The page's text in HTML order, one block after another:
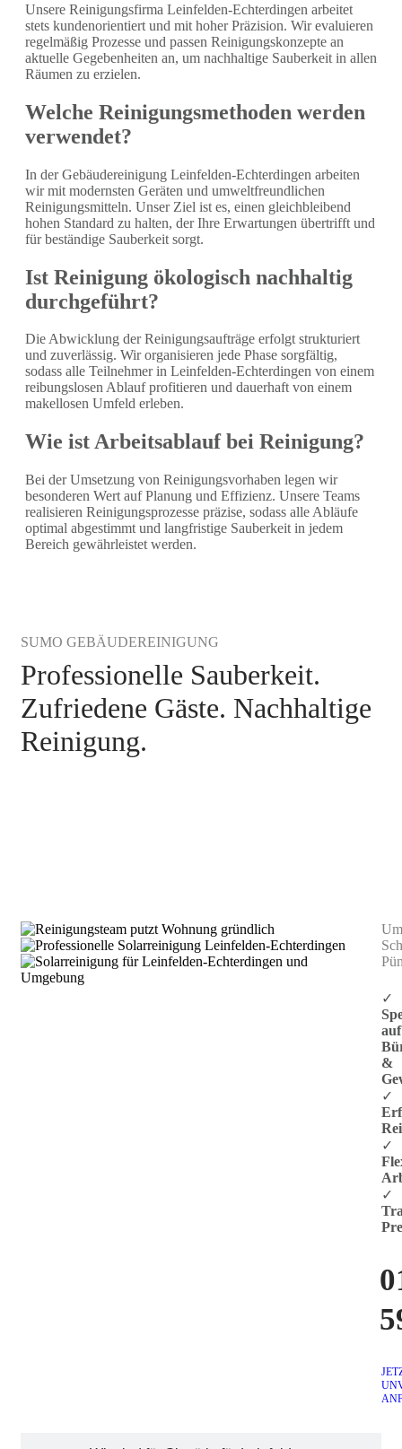
Unsere Reinigungsfirma Leinfelden-Echterdingen arbeitet
stets kundenorientiert und mit hoher Präzision. Wir evaluieren
regelmäßig Prozesse und passen Reinigungskonzepte an
aktuelle Gegebenheiten an, um nachhaltige Sauberkeit in allen
Räumen zu erzielen.
Welche Reinigungsmethoden werden
verwendet?
In der Gebäudereinigung Leinfelden-Echterdingen arbeiten
wir mit modernsten Geräten und umweltfreundlichen
Reinigungsmitteln. Unser Ziel ist es, einen gleichbleibend
hohen Standard zu halten, der Ihre Erwartungen übertrifft und
für beständige Sauberkeit sorgt.
Ist Reinigung ökologisch nachhaltig
durchgeführt?
Die Abwicklung der Reinigungsaufträge erfolgt strukturiert
und zuverlässig. Wir organisieren jede Phase sorgfältig,
sodass alle Teilnehmer in Leinfelden-Echterdingen von einem
reibungslosen Ablauf profitieren und dauerhaft von einem
makellosen Umfeld erleben.
Wie ist Arbeitsablauf bei Reinigung?
Bei der Umsetzung von Reinigungsvorhaben legen wir
besonderen Wert auf Planung und Effizienz. Unsere Teams
realisieren Reinigungsprozesse präzise, sodass alle Abläufe
optimal abgestimmt und langfristige Sauberkeit in jedem
Bereich gewährleistet werden.
SUMO GEBÄUDEREINIGUNG
Professionelle Sauberkeit.
Zufriedene Gäste. Nachhaltige
Reinigung.
✓
auf
&
✓
✓
✓